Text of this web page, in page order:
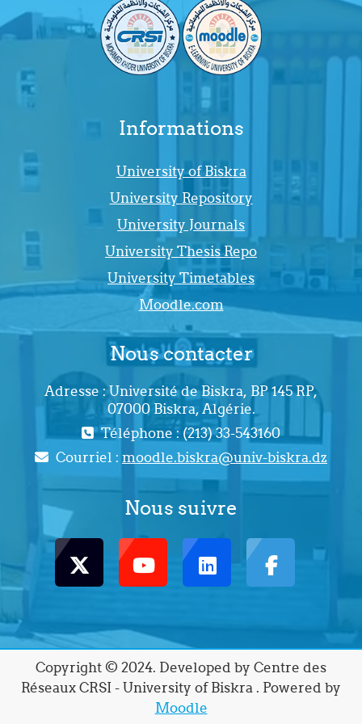
Informations
University of Biskra
University Repository
University Journals
University Thesis Repo
University Timetables
Moodle.com
Nous contacter
Adresse : Université de Biskra, BP 145 RP,
07000 Biskra, Algérie.
Téléphone : (213) 33-543160
Courriel : moodle.biskra@univ-biskra.dz
Nous suivre
Copyright © 2024. Developed by Centre des
Réseaux CRSI - University of Biskra . Powered by
Moodle